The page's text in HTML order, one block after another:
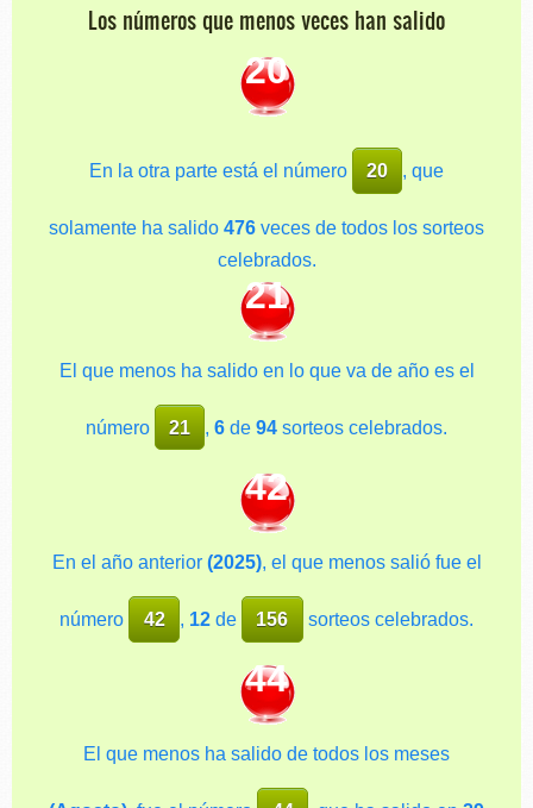
Los números que menos veces han salido
20
En la otra parte está el número 20 , que
solamente ha salido 476 veces de todos los sorteos
celebrados.
21
El que menos ha salido en lo que va de año es el
número 21 ,6 de94 sorteos celebrados.
42
En el año anterior (2025), el que menos salió fue el
número 42 , 12 de 156 sorteos celebrados.
44
El que menos ha salido de todos los meses